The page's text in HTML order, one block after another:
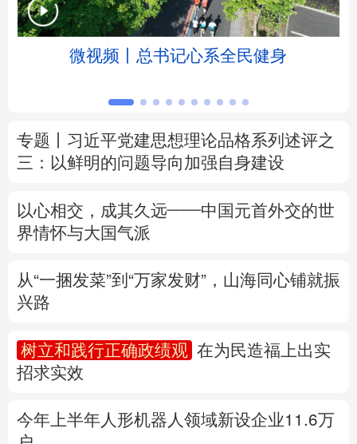
辽宁 吉林 上海 江苏
安徽 福建
河南 湖北
广东 广西 海南 重庆
陕西 甘肃
English
Русский язык 日本語 한국어
微视频丨总书记心系全民健身
专题丨 习近平党建思想理论品格系列述评之
三：以鲜明的问题导向加强自身建设
以心相交，成其久远——中国元首外交的世
界情怀与大国气派
从“一捆发菜”到“万家发财”，山海同心铺就振
兴路
树立和践行正确政绩观
在为民造福上出实
招求实效
今年上半年人形机器人领域新设企业11.6万